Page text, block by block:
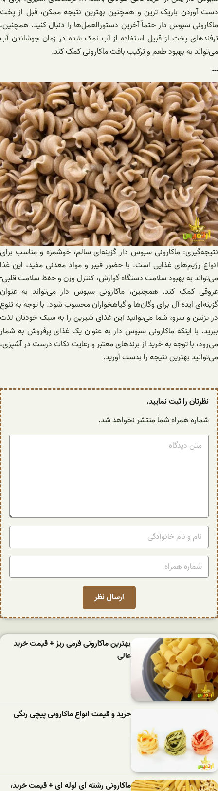
دست آوردن باریک ترین و همچنین بهترین نتیجه ممکن، قبل از پخت
ماکارونی سبوس دار حتماً آخرین دستورالعمل‌ها را دنبال کنید. همچنین،
ترفندهای پخت از قبیل استفاده از آب نمک شده در زمان جوشاندن آب
می‌تواند به بهبود طعم و ترکیب بافت ماکارونی کمک کند.
…
نتیجه‌گیری: ماکارونی سبوس دار گزینه‌ای سالم، خوشمزه و مناسب برای
انواع رژیم‌های غذایی است. با حضور فیبر و مواد معدنی مفید، این غذا
می‌تواند به بهبود سلامت دستگاه گوارش، کنترل وزن و حفظ سلامت قلبی-
عروقی کمک کند. همچنین، ماکارونی سبوس دار می‌تواند به عنوان
گزینه‌ای ایده آل برای وگان‌ها و گیاهخواران محسوب شود. با توجه به تنوع
در تزئین و سرو، شما می‌توانید این غذای شیرین را به سبک خودتان لذت
ببرید. با اینکه ماکارونی سبوس دار به عنوان یک غذای پرفروش به شمار
می‌رود، با توجه به خرید از برندهای معتبر و رعایت نکات درست در آشپزی،
می‌توانید بهترین نتیجه را بدست آورید.
نظرتان را ثبت نمایید.
شماره همراه شما منتشر نخواهد شد.
بهترین ماکارونی فرمی ریز + قیمت خرید
عالی
خرید و قیمت انواع ماکارونی پیچی رنگی
ماکارونی رشته ای لوله ای + قیمت خرید،